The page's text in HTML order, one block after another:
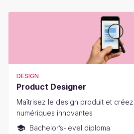
DESIGN
Product Designer
Maîtrisez le design produit et
numériques innovantes
Bachelor’s-level diploma